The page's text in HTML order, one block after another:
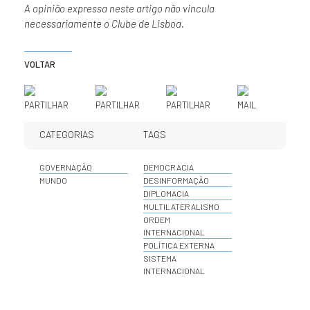
A opinião expressa neste artigo não vincula
necessariamente o Clube de Lisboa.
VOLTAR
PARTILHAR PARTILHAR PARTILHAR MAIL
CATEGORIAS
GOVERNAÇÃO
MUNDO
TAGS
DEMOCRACIA
DESINFORMAÇÃO
DIPLOMACIA
MULTILATERALISMO
ORDEM
INTERNACIONAL
POLÍTICA EXTERNA
SISTEMA
INTERNACIONAL